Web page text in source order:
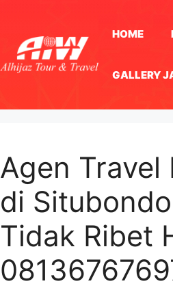
HOME
GALLERY
Agen Travel
di
Tidak Ribet